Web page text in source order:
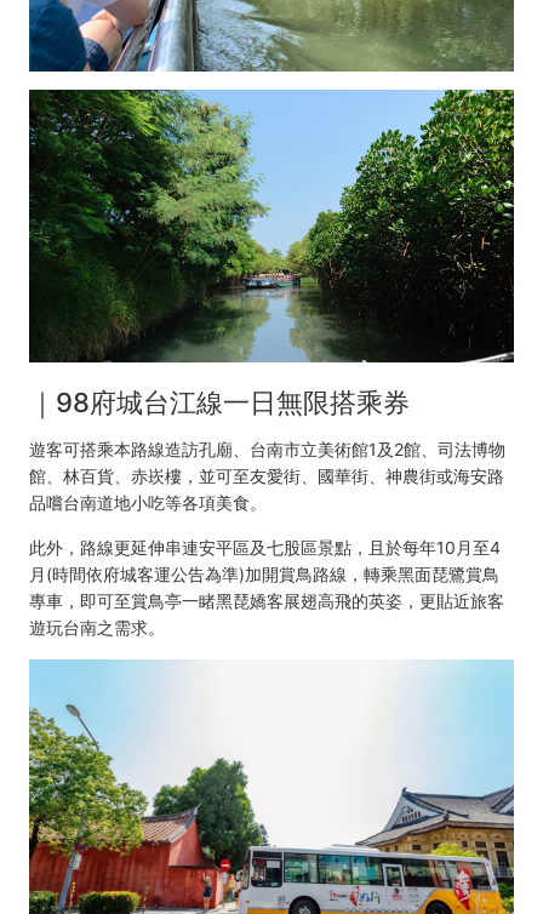
｜98府城台江線一日無限搭乘券
遊客可搭乘本路線造訪孔廟、台南市立美術館1及2館、司法博物
館、林百貨、赤崁樓，並可至友愛街、國華街、神農街或海安路
品嚐台南道地小吃等各項美食。
此外，路線更延伸串連安平區及七股區景點，且於每年10月至4
月(時間依府城客運公告為準)加開賞鳥路線，轉乘黑面琵鷺賞鳥
專車，即可至賞鳥亭一睹黑琵嬌客展翅高飛的英姿，更貼近旅客
遊玩台南之需求。